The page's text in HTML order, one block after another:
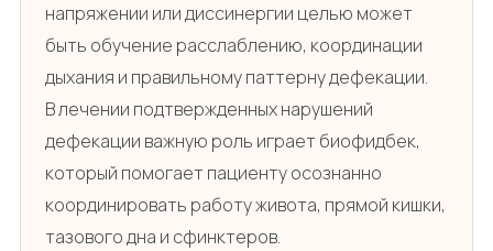
напряжении или диссинергии целью может
быть обучение расслаблению, координации
дыхания и правильному паттерну дефекации.
В лечении подтвержденных нарушений
дефекации важную роль играет биофидбек,
который помогает пациенту осознанно
координировать работу живота, прямой кишки,
тазового дна и сфинктеров.